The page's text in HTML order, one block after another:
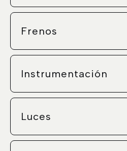
Frenos
Instrumentación
Luces